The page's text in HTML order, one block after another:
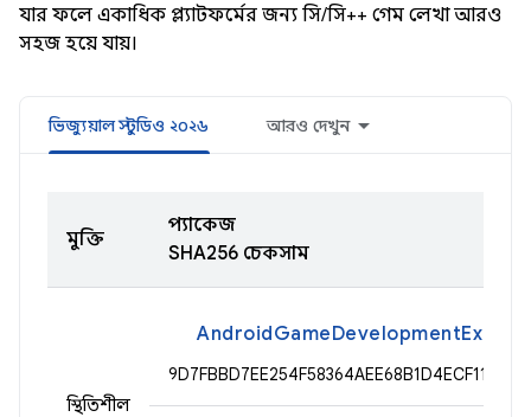
যার ফলে একাধিক প্ল্যাটফর্মের জন্য সি/সি++ গেম লেখা আরও
সহজ হয়ে যায়।
ভিজ্যুয়াল স্টুডিও ২০২৬ আরও দেখুন
মুক্তি
প্যাকেজ
SHA256 চেকসাম
স্থিতিশীল